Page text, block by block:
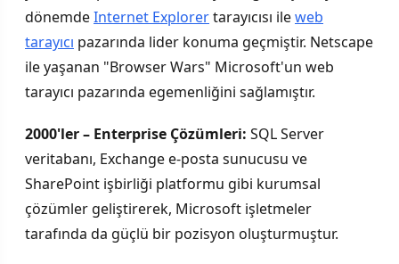
dönemdeInternet Explorertarayıcısı ileweb
tarayıcı pazarında lider konuma geçmiştir. Netscape
ile yaşanan "Browser Wars" Microsoft'un web
tarayıcı pazarında egemenliğini sağlamıştır.
2000'ler – Enterprise Çözümleri: SQL Server
veritabanı, Exchange e-posta sunucusu ve
SharePoint işbirliği platformu gibi kurumsal
çözümler geliştirerek, Microsoft işletmeler
tarafında da güçlü bir pozisyon oluşturmuştur.